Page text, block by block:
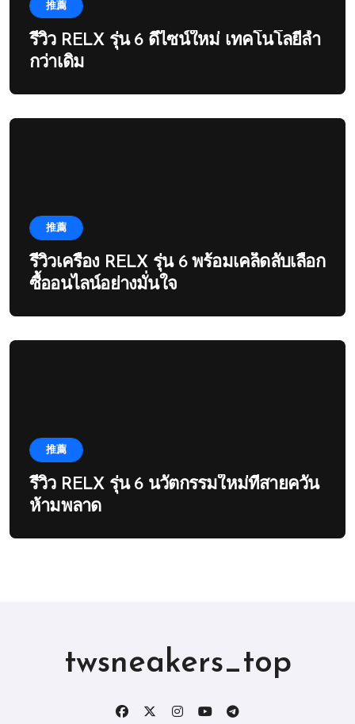
推薦
รีวิว RELX รุ่น 6 ดีไซน์ใหม่ เทคโนโลยีล้ำ
กว่าเดิม
推薦
รีวิวเครื่อง RELX รุ่น 6 พร้อมเคล็ดลับเลือก
ซื้ออนไลน์อย่างมั่นใจ
推薦
รีวิว RELX รุ่น 6 นวัตกรรมใหม่ที่สายควัน
ห้ามพลาด
twsneakers_top